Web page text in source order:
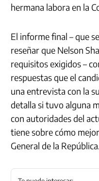
hermana labora en la
El informe final – que
reseñar que Nelson
requisitos exigidos –
respuestas que el
una entrevista con la
detalla si tuvo alguna
con autoridades del
tiene sobre cómo
General de la República.